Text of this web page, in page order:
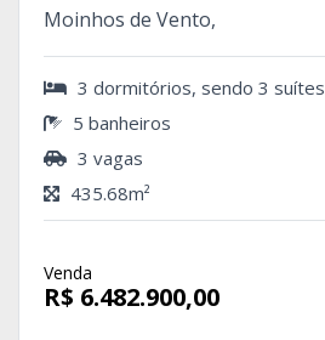
Moinhos de Vento,
3 dormitórios, sendo 3 suítes
5 banheiros
3 vagas
435.68m²
Venda
R$ 6.482.900,00